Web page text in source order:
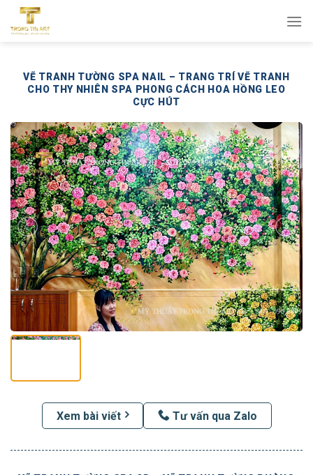
qua
VẼ TRANH TƯỜNG SPA NAIL – TRANG TRÍ VẼ TRANH
CHO THY NHIÊN SPA PHONG CÁCH HOA HỒNG LEO
CỰC HÚT
Xem bài viết Tư vấn qua Zalo